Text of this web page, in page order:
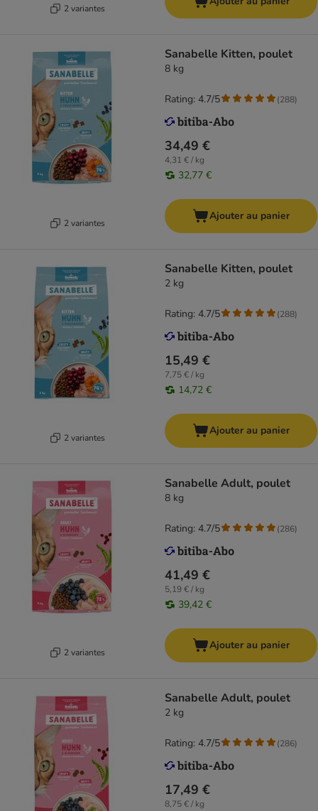
2 variantes
2 variantes
Sanabelle Kitten, poulet
8 kg
34,49 €
4,31 € / kg
32,77 €
Rating: 4.7/5 (288)
Ajouter au panier
2 variantes
Sanabelle Kitten, poulet
2 kg
15,49 €
7,75 € / kg
14,72 €
Rating: 4.7/5 (288)
Ajouter au panier
2 variantes
Sanabelle Adult, poulet
8 kg
41,49 €
5,19 € / kg
39,42 €
Rating: 4.7/5 (286)
Ajouter au panier
Sanabelle Adult, poulet
2 kg
17,49 €
8,75 € / kg
Rating: 4.7/5 (286)